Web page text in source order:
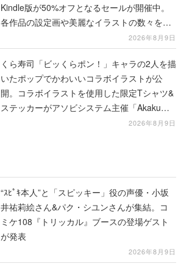
Kindle版が50%オフとなるセールが開催中。
各作品の設定画や美麗なイラストの数々をふ
2026年8月9日
くら寿司「ビッくらポン！」キャラの2人を描
いたポップでかわいいコラボイラストが公
開。コラボイラストを使用した限定Tシャツ&
ステッカーがアソビシステム主催「Akaku
2026年8月9日
“ｽﾋﾟｷ本人”と「スピッキー」役の声優・小坂
井祐莉絵さん&パク・シユンさんが集結。コ
ミケ108『トリッカル』ブースの登場ゲスト
が発表
2026年8月9日